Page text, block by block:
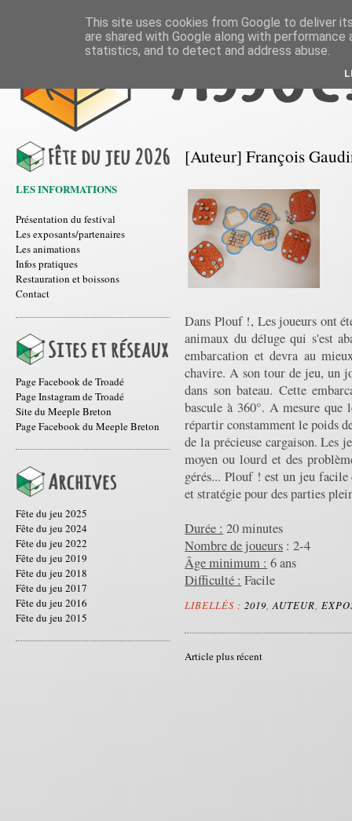
LES INFORMATIONS
Présentation du festival
Les exposants/partenaires
Les animations
Infos pratiques
Restauration et boissons
Contact
Page Facebook de Troadé
Page Instagram de Troadé
Site du Meeple Breton
Page Facebook du Meeple Breton
Fête du jeu 2025
Fête du jeu 2024
Fête du jeu 2022
Fête du jeu 2019
Fête du jeu 2018
Fête du jeu 2017
Fête du jeu 2016
Fête du jeu 2015
[Auteur] François
Dans Plouf !, Les joueurs ont
animaux du déluge qui s'est
embarcation et devra au
chavire. A son tour de jeu, un
dans son bateau. Cette
bascule à 360°. A mesure
répartir constamment le poids
de la précieuse cargaison. Les
moyen ou lourd et des
gérés... Plouf ! est un jeu
et stratégie pour des parties
Durée : 20 minutes
Nombre de joueurs : 2-4
Âge minimum : 6 ans
Difficulté : Facile
LIBELLÉS : 2019 ,AUTEUR
Article plus récent
This site uses cookies from Google to deliver
are shared with Google along with
statistics, and to detect and address abuse.